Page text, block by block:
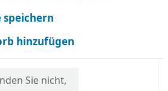
speichern
hinzufügen
Sie nicht,